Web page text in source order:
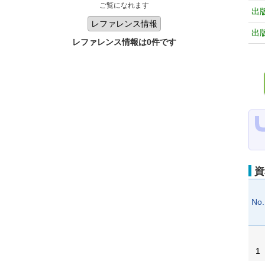
ご覧になれます
レファレンス情報は0件です
出
出
No.
1